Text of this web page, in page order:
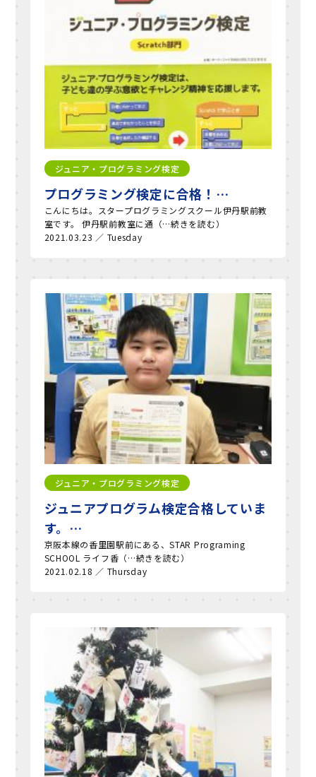
ジュニア・プログラミング検定
プログラミング検定に合格！…
こんにちは。スタープログラミングスクール伊丹駅前教
室です。 伊丹駅前教室に通（…続きを読む）
2021.03.23 ／ Tuesday
ジュニア・プログラミング検定
ジュニアプログラム検定合格していま
す。…
京阪本線の香里園駅前にある、STAR Programing
SCHOOL ライフ香（…続きを読む）
2021.02.18 ／ Thursday